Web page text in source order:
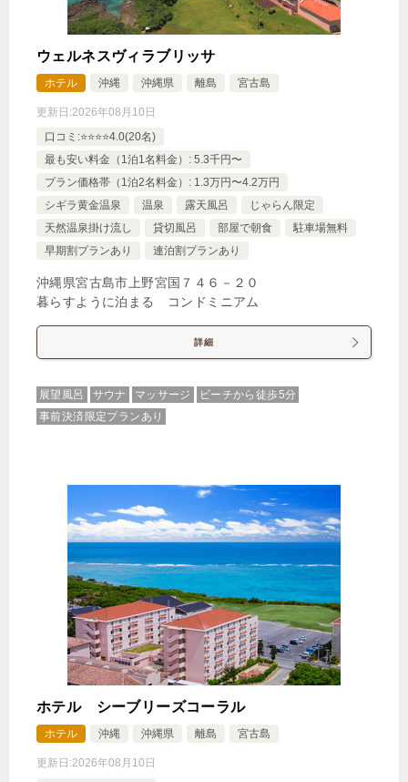
43,560円エグゼクティブオーシャンルーム＜
43,560円
エグゼクティブサンライズルーム＜
ラウンジアクセス付＞
じゃらんで確認する
【8月厳選】島の恵みと自然に抱かれる、大人のため
のプレミアムホテル/朝食付
ツイン 🍴朝食 IN15:00- OUT -11:00
特別室・スイート・離れ 禁煙ルーム
1泊 大人1名合計（税込）
95,300円
じゃらんで確認する
ウェルネスヴィラブリッサ
ホテル 沖縄 沖縄県 離島 宮古島
更新日:2026年08月10日
口コミ:⭐️⭐️⭐️⭐️4.0(20名)
最も安い料金（1泊1名料金）: 5.3千円〜
プラン価格帯（1泊2名料金）: 1.3万円〜4.2万円
シギラ黄金温泉
温泉 露天風呂
じゃらん限定
天然温泉掛け流し
貸切風呂 部屋で朝食
駐車場無料
早期割プランあり
連泊割プランあり
沖縄県宮古島市上野宮国７４６－２０
暮らすように泊まる コンドミニアム
詳細
展望風呂 サウナ マッサージ
ビーチから徒歩5分
事前決済限定プランあり
ホテル シーブリーズコーラル
ホテル 沖縄 沖縄県 離島 宮古島
更新日:2026年08月10日